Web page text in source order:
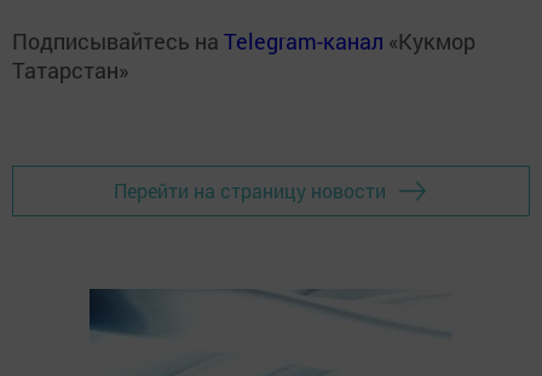
Подписывайтесь на Telegram-канал «Кукмор
Татарстан»
Перейти на страницу новости